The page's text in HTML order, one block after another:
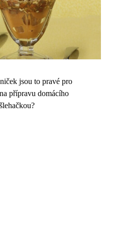
jsou to pravé pro
přípravu domácího